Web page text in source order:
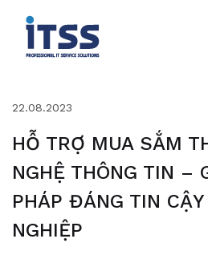
22.08.2023
HỖ TRỢ MUA SẮM
NGHỆ THÔNG TIN –
PHÁP ĐÁNG TIN CẬY
NGHIỆP